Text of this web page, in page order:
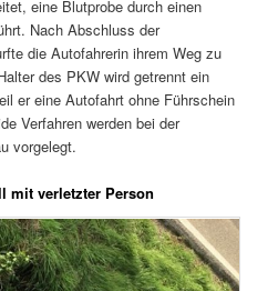
eine Blutprobe durch einen
Nach Abschluss der
die Autofahrerin ihrem Weg zu
des PKW wird getrennt ein
er eine Autofahrt ohne Führschein
Verfahren werden bei der
vorgelegt.
mit verletzter Person